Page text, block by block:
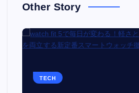
Other Story
TECH